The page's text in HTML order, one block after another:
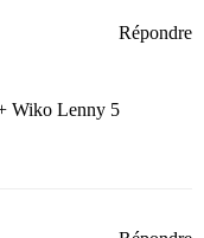
Wiko Lenny 5
Répondre